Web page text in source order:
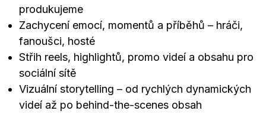
produkujeme
Zachycení emocí, momentů a příběhů – hráči,
fanoušci, hosté
Střih reels, highlightů, promo videí a obsahu pro
sociální sítě
Vizuální storytelling – od rychlých dynamických
videí až po behind-the-scenes obsah